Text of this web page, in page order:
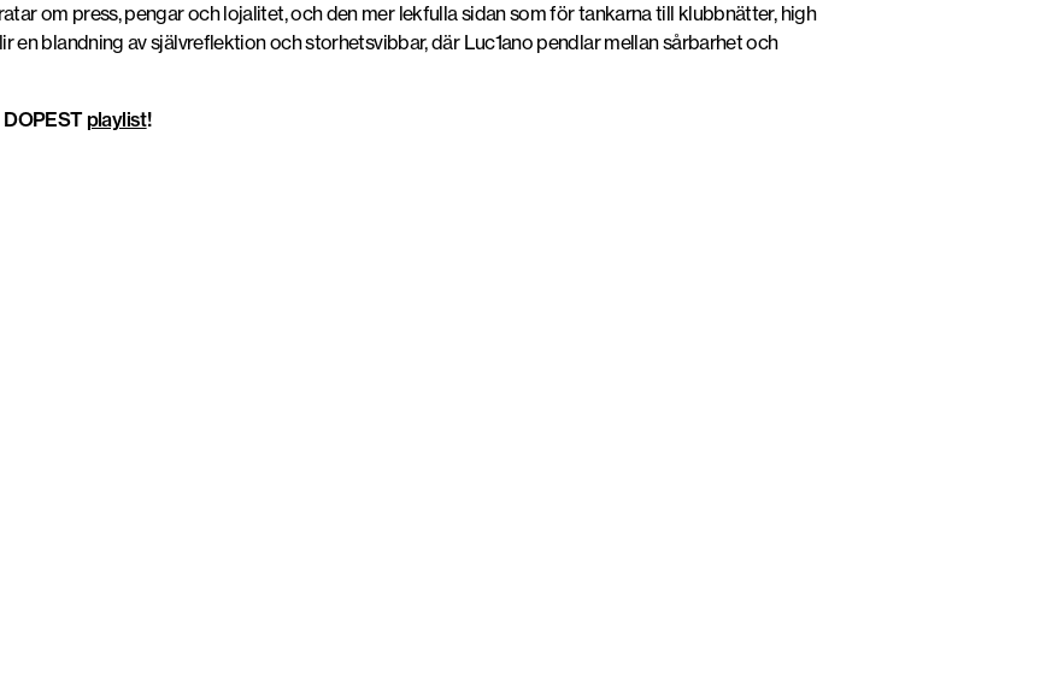
om press, pengar och lojalitet, och den mer lekfulla sidan som för tankarna till klubbnätter, high
en blandning av självreflektion och storhetsvibbar, där Luc1ano pendlar mellan sårbarhet och
DOPEST playlist!